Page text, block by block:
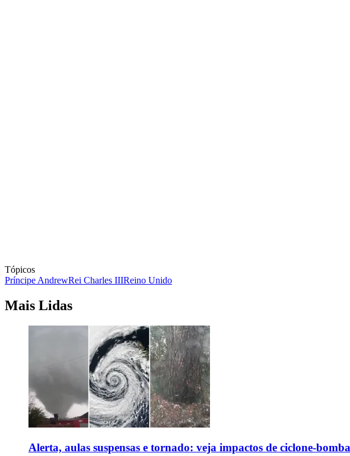
Tópicos
Príncipe AndrewRei Charles IIIReino Unido
Mais Lidas
Alerta, aulas suspensas e tornado: veja impactos de ciclone-